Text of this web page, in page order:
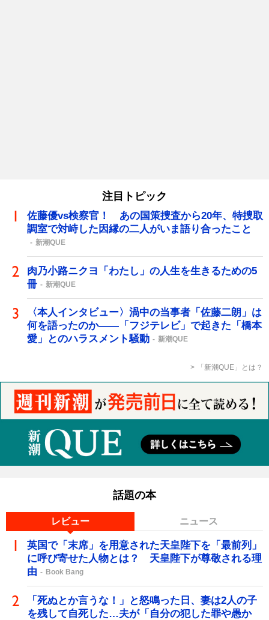
注目トピック
佐藤優vs検察官！ あの国策捜査から20年、特捜取
調室で対峙した因縁の二人がいま語り合ったこと
新潮QUE
肉乃小路ニクヨ「わたし」の人生を生きるための5
冊
新潮QUE
〈本人インタビュー〉渦中の当事者「佐藤二朗」は
何を語ったのか――「フジテレビ」で起きた「橋本
愛」とのハラスメント騒動
新潮QUE
「新潮QUE」とは？
話題の本
レビュー ニュース
英国で「末席」を用意された天皇陛下を「最前列」
に呼び寄せた人物とは？ 天皇陛下が尊敬される理
由
Book Bang
「死ぬとか言うな！」と怒鳴った日、妻は2人の子
を残して自死した…夫が「自分の犯した罪や愚か